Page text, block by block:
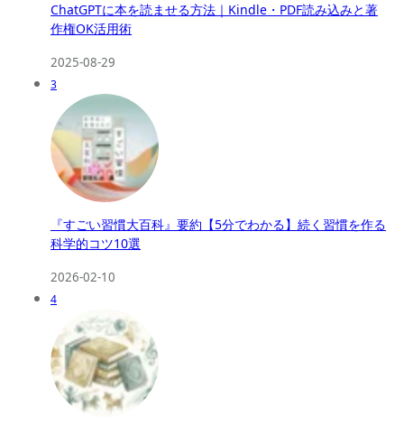
ChatGPTに本を読ませる方法｜Kindle・PDF読み込みと著
作権OK活用術
2025-08-29
3
『すごい習慣大百科』要約【5分でわかる】続く習慣を作る
科学的コツ10選
2026-02-10
4